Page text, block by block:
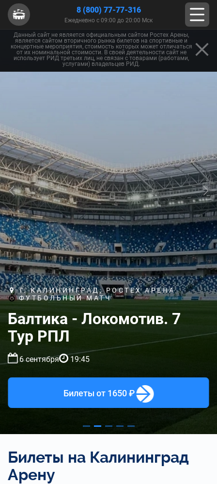
8 (800) 77-77-316
Ежедневно с 09:00 до 20:00 Мск
Данный сайт не является официальным сайтом Ростех Арены,
является сайтом вторичного рынка билетов на спортивные и
концертные мероприятия, стоимость которых может отличаться
от их номинальной стоимости. В своей деятельности сайт не
использует РИД третьих лиц, не связан с товарами (работами,
услугами) владельцев РИД.
Г. КАЛИНИНГРАД, РОСТЕХ АРЕНА
ФУТБОЛЬНЫЙ МАТЧ
Балтика - Локомотив. 7
Тур РПЛ
6 сентября 19:45
Билеты от 1650 ₽
Билеты на Калининград
Арену